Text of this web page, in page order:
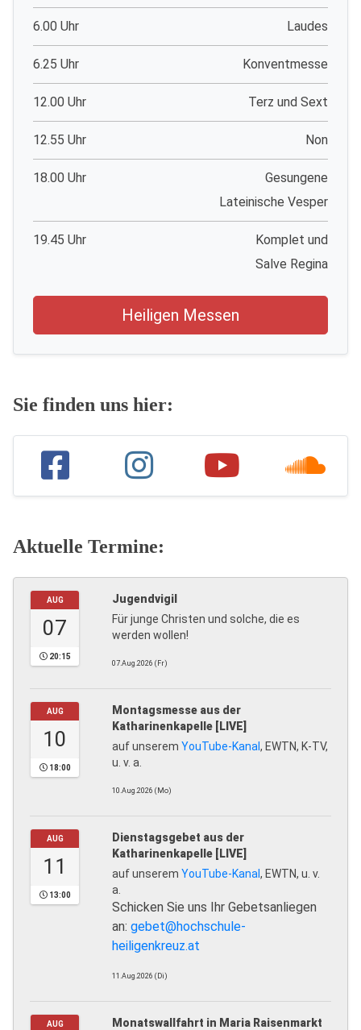
6.00 Uhr Laudes
6.25 Uhr Konventmesse
12.00 Uhr Terz und Sext
12.55 Uhr Non
18.00 Uhr
Gesungene
Lateinische Vesper
19.45 Uhr
Komplet und
Salve Regina
Heiligen Messen
Sie finden uns hier:
Aktuelle Termine:
AUG
07
20:15
Jugendvigil
Für junge Christen und solche, die es
werden wollen!
07.Aug.2026 (Fr)
AUG
10
18:00
Montagsmesse aus der
Katharinenkapelle [LIVE]
auf unserem YouTube-Kanal , EWTN, K-TV,
u. v. a.
10.Aug.2026 (Mo)
AUG
11
13:00
Dienstagsgebet aus der
Katharinenkapelle [LIVE]
auf unserem YouTube-Kanal , EWTN, u. v.
a.
Schicken Sie uns Ihr Gebetsanliegen
an: gebet@hochschule-
heiligenkreuz.at
11.Aug.2026 (Di)
AUG
Monatswallfahrt in Maria Raisenmarkt